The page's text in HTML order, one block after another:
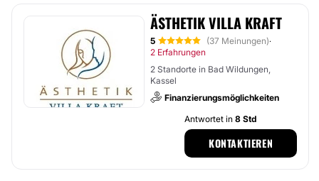
ÄSTHETIK VILLA KRAFT
5 (37 Meinungen)·
2 Erfahrungen
2 Standorte in Bad Wildungen,
Kassel
Finanzierungsmöglichkeiten
Antwortet in 8 Std
KONTAKTIEREN